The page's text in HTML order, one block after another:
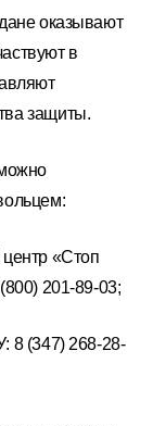
оказывают
в
защиты.
«Стоп
201-89-03;
8 (347) 268-28-